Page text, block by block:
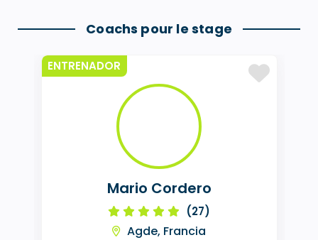
Coachs pour le stage
ENTRENADOR
Mario Cordero
(27)
Agde, Francia